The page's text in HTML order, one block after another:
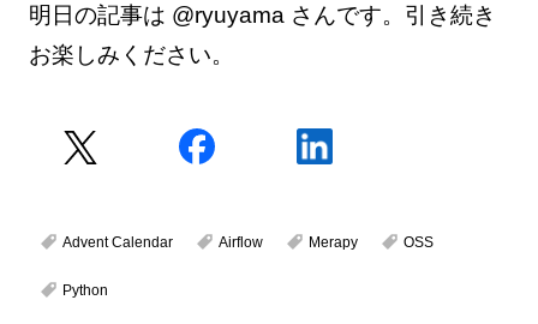
明日の記事は @ryuyama さんです。引き続き
お楽しみください。
Advent Calendar Airflow Merapy OSS
Python